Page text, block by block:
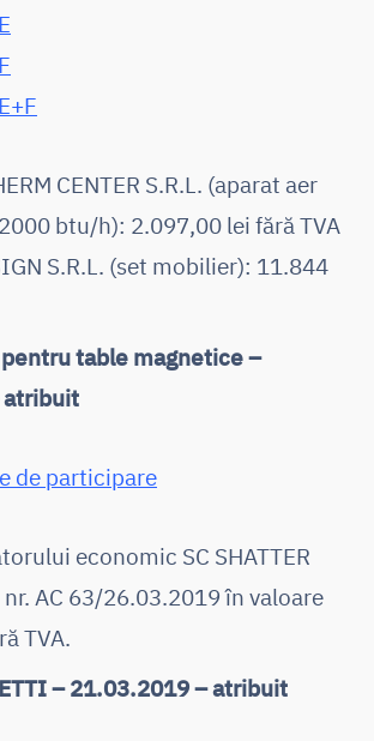
CENTER S.R.L. (aparat aer
btu/h): 2.097,00 lei fără TVA
S.R.L. (set mobilier): 11.844
table magnetice –
atribuit
de participare
economic SC SHATTER
AC 63/26.03.2019 în valoare
TVA.
– 21.03.2019 – atribuit